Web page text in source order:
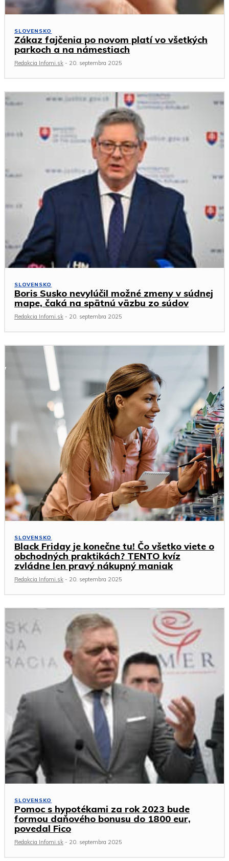
SLOVENSKO
Zákaz fajčenia po novom platí vo všetkých
parkoch a na námestiach
Redakcia Infomi.sk - 20. septembra 2025
SLOVENSKO
Boris Susko nevylúčil možné zmeny v súdnej
mape, čaká na spätnú väzbu zo súdov
Redakcia Infomi.sk - 20. septembra 2025
SLOVENSKO
Black Friday je konečne tu! Čo všetko viete o
obchodných praktikách? TENTO kvíz
zvládne len pravý nákupný maniak
Redakcia Infomi.sk - 20. septembra 2025
SLOVENSKO
Pomoc s hypotékami za rok 2023 bude
formou daňového bonusu do 1800 eur,
povedal Fico
Redakcia Infomi.sk - 20. septembra 2025